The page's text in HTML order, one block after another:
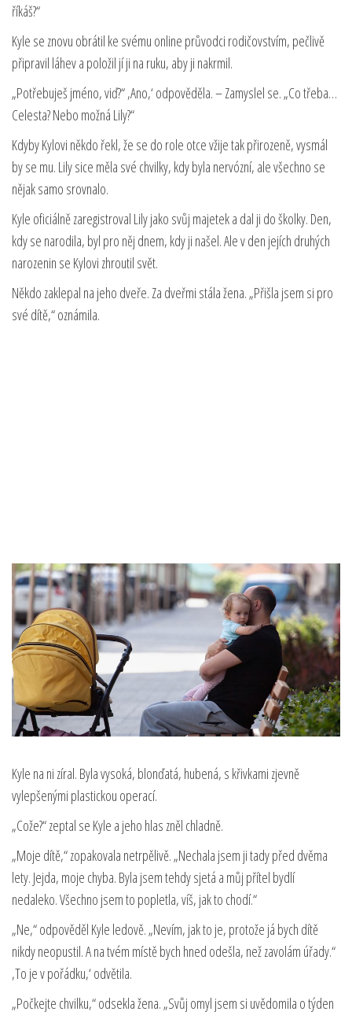
říkáš?“
Kyle se znovu obrátil ke svému online průvodci rodičovstvím, pečlivě
připravil láhev a položil jí ji na ruku, aby ji nakrmil.
„Potřebuješ jméno, viď?“ ‚Ano,‘ odpověděla. – Zamyslel se. „Co třeba…
Celesta? Nebo možná Lily?“
Kdyby Kylovi někdo řekl, že se do role otce vžije tak přirozeně, vysmál
by se mu. Lily sice měla své chvilky, kdy byla nervózní, ale všechno se
nějak samo srovnalo.
Kyle oficiálně zaregistroval Lily jako svůj majetek a dal ji do školky. Den,
kdy se narodila, byl pro něj dnem, kdy ji našel. Ale v den jejích druhých
narozenin se Kylovi zhroutil svět.
Někdo zaklepal na jeho dveře. Za dveřmi stála žena. „Přišla jsem si pro
své dítě,“ oznámila.
Kyle na ni zíral. Byla vysoká, blonďatá, hubená, s křivkami zjevně
vylepšenými plastickou operací.
„Cože?“ zeptal se Kyle a jeho hlas zněl chladně.
„Moje dítě,“ zopakovala netrpělivě. „Nechala jsem ji tady před dvěma
lety. Jejda, moje chyba. Byla jsem tehdy sjetá a můj přítel bydlí
nedaleko. Všechno jsem to popletla, víš, jak to chodí.“
„Ne,“ odpověděl Kyle ledově. „Nevím, jak to je, protože já bych dítě
nikdy neopustil. A na tvém místě bych hned odešla, než zavolám úřady.“
‚To je v pořádku,‘ odvětila.
„Počkejte chvilku,“ odsekla žena. „Svůj omyl jsem si uvědomila o týden